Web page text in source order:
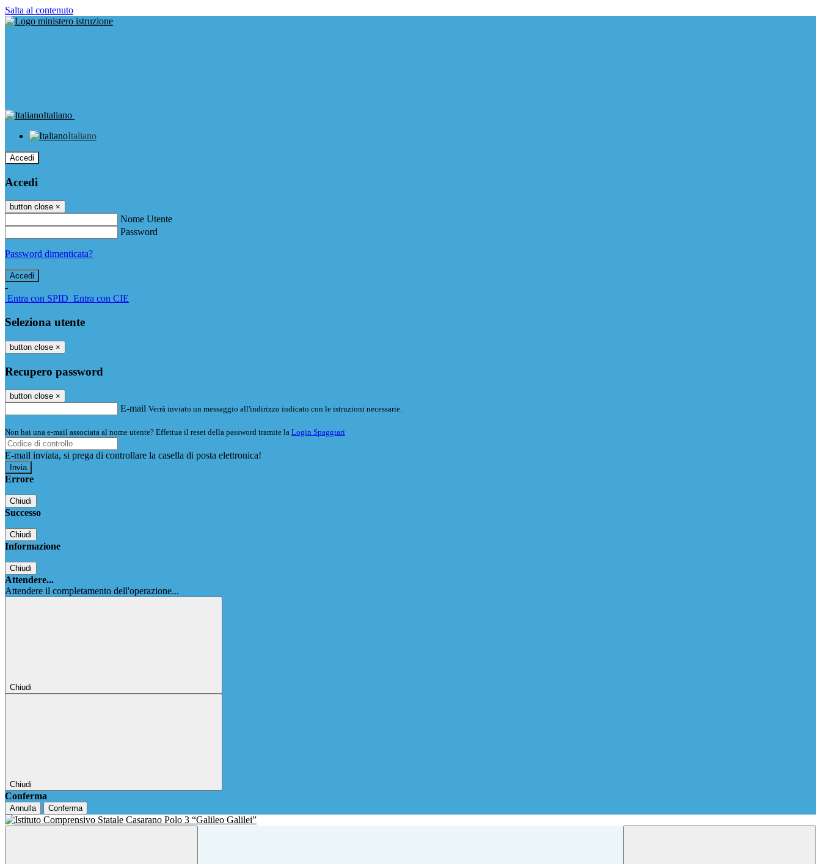
Salta al contenuto
Italiano
Italiano
Accedi
Accedi
button close ×
Nome Utente
Password
Password dimenticata?
-
Entra con SPID Entra con CIE
Seleziona utente
button close ×
Recupero password
button close ×
E-mail Verrà inviato un messaggio all'indirizzo indicato con le istruzioni necessarie.
Non hai una e-mail associata al nome utente? Effettua il reset della password tramite la Login Spaggiari
E-mail inviata, si prega di controllare la casella di posta elettronica!
Errore
Chiudi
Successo
Chiudi
Informazione
Chiudi
Attendere...
Attendere il completamento dell'operazione...
Chiudi
Chiudi
Conferma
Annulla Conferma